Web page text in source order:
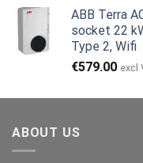
pris
var:
€999.00.
pris
er:
ABB Terra
socket 22
Type 2, Wifi
€579.00 excl
ABOUT US